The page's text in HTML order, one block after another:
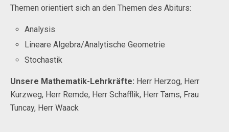
Themen orientiert sich an den Themen des Abiturs:
Analysis
Lineare Algebra/Analytische Geometrie
Stochastik
Unsere Mathematik-Lehrkräfte: Herr Herzog, Herr
Kurzweg, Herr Remde, Herr Schafflik, Herr Tams, Frau
Tuncay, Herr Waack